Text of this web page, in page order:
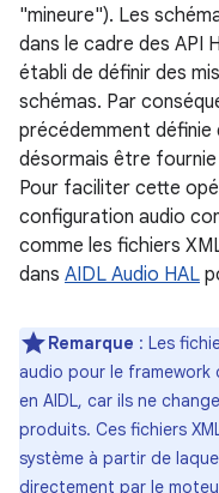
"mineure"). Les
dans le cadre des API
établi de définir des
schémas. Par
précédemment définie
désormais être fournie
Pour faciliter cette
configuration audio
comme les fichiers
dans AIDL Audio HAL
Remarque : Les
audio pour le
en AIDL, car ils ne
produits. Ces fichiers
système à partir de
directement par le